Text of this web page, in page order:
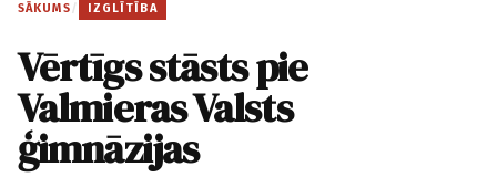
SĀKUMS / IZGLĪTĪBA
Vērtīgs stāsts pie
Valmieras Valsts
ģimnāzijas